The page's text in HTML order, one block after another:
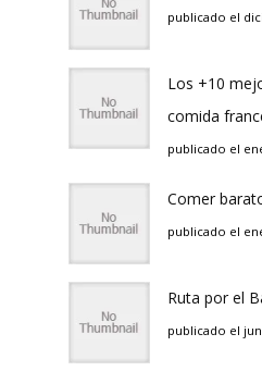
publicado el
Los +10
comida
publicado el
Comer
publicado el
Ruta por el
publicado el